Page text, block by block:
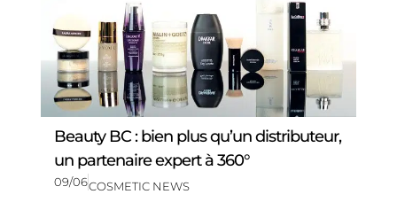
Beauty BC : bien plus qu’un distributeur,
un partenaire expert à 360°
09/06COSMETIC NEWS